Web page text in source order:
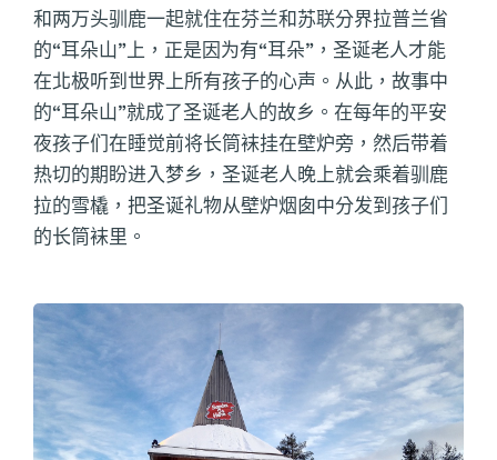
和两万头驯鹿一起就住在芬兰和苏联分界拉普兰省
的“耳朵山”上，正是因为有“耳朵”，圣诞老人才能
在北极听到世界上所有孩子的心声。从此，故事中
的“耳朵山”就成了圣诞老人的故乡。在每年的平安
夜孩子们在睡觉前将长筒袜挂在壁炉旁，然后带着
热切的期盼进入梦乡，圣诞老人晚上就会乘着驯鹿
拉的雪橇，把圣诞礼物从壁炉烟囱中分发到孩子们
的长筒袜里。